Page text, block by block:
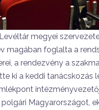
megyei
magában foglalta a
a rendezvény a
ki a keddi
Magyarországot,